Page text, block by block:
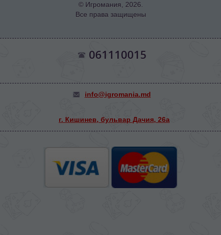
© Игромания, 2026.
Все права защищены
061110015
info@igromania.md
г. Кишинев, бульвар Дачия, 26а